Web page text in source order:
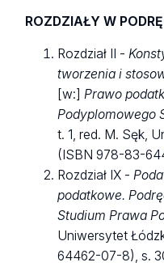
ROZDZIAŁY W
Rozdział II -
tworzenia i
[w:]Prawo
Podyplomowego
t. 1, red. M. Sęk,
(ISBN 978-83-
Rozdział IX -
podatkowe.
Studium Prawa
Uniwersytet
64462-07-8), s.